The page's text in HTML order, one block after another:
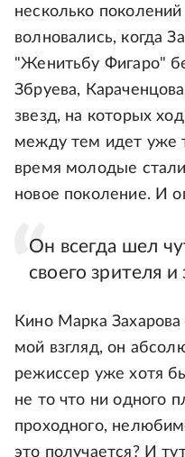
несколько
волновались, когда
"Женитьбу Фигаро"
Збруева,
звезд, на которых
между тем идет уже
время молодые
новое поколение. И
Он всегда шел
своего зрителя и
Кино Марка
мой взгляд, он
режиссер уже хотя
не то что ни одного
проходного,
это получается? И